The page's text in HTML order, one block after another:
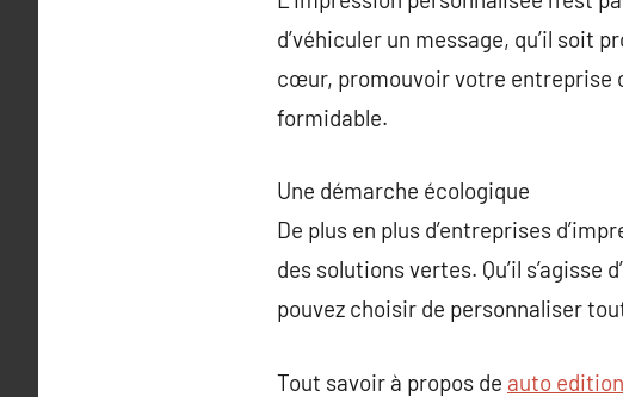
d’véhiculer un message, qu’il soit
cœur, promouvoir votre entreprise
formidable.
Une démarche écologique
De plus en plus d’entreprises
des solutions vertes. Qu’il
pouvez choisir de personnaliser
Tout savoir à propos de auto